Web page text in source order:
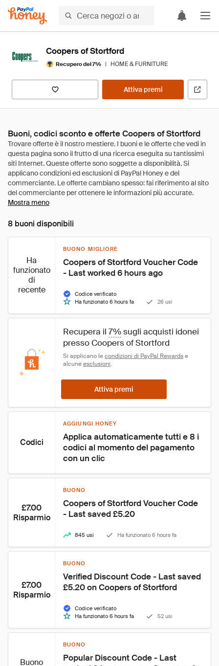
Coopers of Stortford
Recupero del 7% | HOME & FURNITURE
Attiva premi
Buoni, codici sconto e offerte Coopers of Stortford
Mostra meno
8 buoni disponibili
Ha
funzionato
di
recente
BUONO MIGLIORE
Coopers of Stortford Voucher Code
- Last worked 6 hours ago
Codice verificato
Ha funzionato 6 hours fa
26 usi
Recupera il 7% sugli acquisti idonei
presso Coopers of Stortford
Si applicano le condizioni di PayPal Rewards e
alcune esclusioni.
Attiva premi
Codici
AGGIUNGI HONEY
Applica automaticamente tutti e 8 i
codici al momento del pagamento
con un clic
£7.00
Risparmio
BUONO
Coopers of Stortford Voucher Code
- Last saved £5.20
845 usi Ha funzionato 6 hours fa
£7.00
Risparmio
BUONO
Verified Discount Code - Last saved
£5.20 on Coopers of Stortford
Codice verificato
Ha funzionato 6 hours fa
52 usi
Buono
BUONO
Popular Discount Code - Last